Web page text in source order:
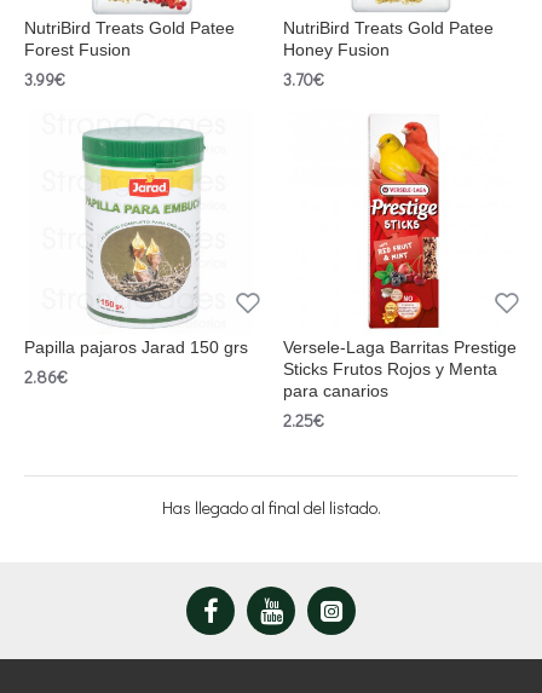
NutriBird Treats Gold Patee
Forest Fusion
3.99€
NutriBird Treats Gold Patee
Honey Fusion
3.70€
Papilla pajaros Jarad 150 grs
2.86€
Versele-Laga Barritas Prestige
Sticks Frutos Rojos y Menta
para canarios
2.25€
Has llegado al final del listado.